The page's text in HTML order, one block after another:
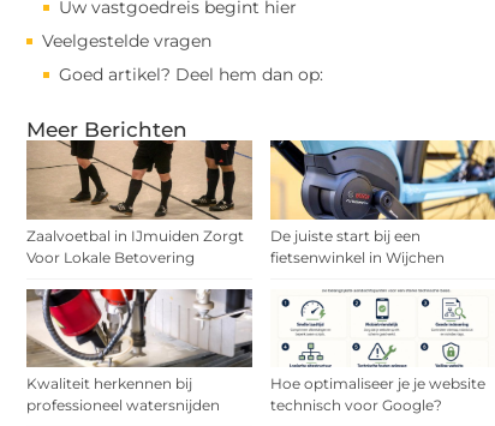
Uw vastgoedreis begint hier
Veelgestelde vragen
Goed artikel? Deel hem dan op:
Meer Berichten
Zaalvoetbal in IJmuiden Zorgt
Voor Lokale Betovering
De juiste start bij een
fietsenwinkel in Wijchen
Kwaliteit herkennen bij
professioneel watersnijden
Hoe optimaliseer je je website
technisch voor Google?